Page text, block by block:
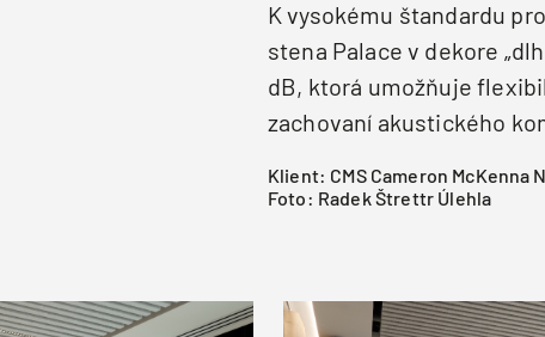
K vysokému štandardu
stena Palace v dekore
dB, ktorá umožňuje
zachovaní akustického
Klient: CMS Cameron McKenna
Foto: Radek Štrettr Úlehla